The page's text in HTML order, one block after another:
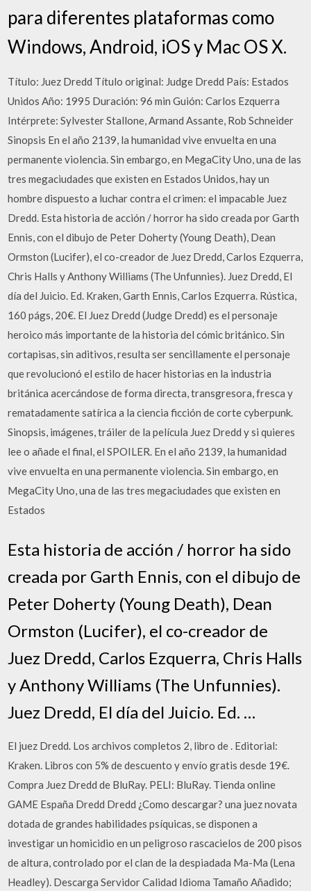
para diferentes plataformas como
Windows, Android, iOS y Mac OS X.
Título: Juez Dredd Título original: Judge Dredd País: Estados
Unidos Año: 1995 Duración: 96 min Guión: Carlos Ezquerra
Intérprete: Sylvester Stallone, Armand Assante, Rob Schneider
Sinopsis En el año 2139, la humanidad vive envuelta en una
permanente violencia. Sin embargo, en MegaCity Uno, una de las
tres megaciudades que existen en Estados Unidos, hay un
hombre dispuesto a luchar contra el crimen: el impacable Juez
Dredd. Esta historia de acción / horror ha sido creada por Garth
Ennis, con el dibujo de Peter Doherty (Young Death), Dean
Ormston (Lucifer), el co-creador de Juez Dredd, Carlos Ezquerra,
Chris Halls y Anthony Williams (The Unfunnies). Juez Dredd, El
día del Juicio. Ed. Kraken, Garth Ennis, Carlos Ezquerra. Rústica,
160 págs, 20€. El Juez Dredd (Judge Dredd) es el personaje
heroico más importante de la historia del cómic británico. Sin
cortapisas, sin aditivos, resulta ser sencillamente el personaje
que revolucionó el estilo de hacer historias en la industria
británica acercándose de forma directa, transgresora, fresca y
rematadamente satírica a la ciencia ficción de corte cyberpunk.
Sinopsis, imágenes, tráiler de la película Juez Dredd y si quieres
lee o añade el final, el SPOILER. En el año 2139, la humanidad
vive envuelta en una permanente violencia. Sin embargo, en
MegaCity Uno, una de las tres megaciudades que existen en
Estados
Esta historia de acción / horror ha sido
creada por Garth Ennis, con el dibujo de
Peter Doherty (Young Death), Dean
Ormston (Lucifer), el co-creador de
Juez Dredd, Carlos Ezquerra, Chris Halls
y Anthony Williams (The Unfunnies).
Juez Dredd, El día del Juicio. Ed. …
El juez Dredd. Los archivos completos 2, libro de . Editorial:
Kraken. Libros con 5% de descuento y envío gratis desde 19€.
Compra Juez Dredd de BluRay. PELI: BluRay. Tienda online
GAME España Dredd Dredd ¿Como descargar? una juez novata
dotada de grandes habilidades psíquicas, se disponen a
investigar un homicidio en un peligroso rascacielos de 200 pisos
de altura, controlado por el clan de la despiadada Ma-Ma (Lena
Headley). Descarga Servidor Calidad Idioma Tamaño Añadido;